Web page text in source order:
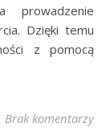
prowadzenie
Dzięki temu
z pomocą
Brak komentarzy